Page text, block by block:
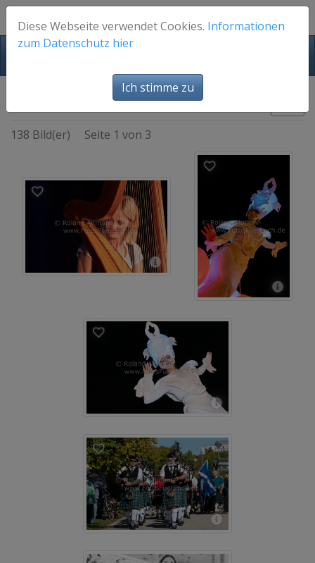
Bühne - Musik
138 Bild(er) Seite 1 von 3
Diese Webseite verwendet Cookies. Informationen
zum Datenschutz hier
Ich stimme zu